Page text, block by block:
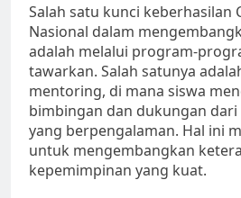
Salah satu kunci keberhasilan
Nasional dalam
adalah melalui program-
tawarkan. Salah satunya
mentoring, di mana siswa
bimbingan dan dukungan
yang berpengalaman. Hal ini
untuk mengembangkan
kepemimpinan yang kuat.